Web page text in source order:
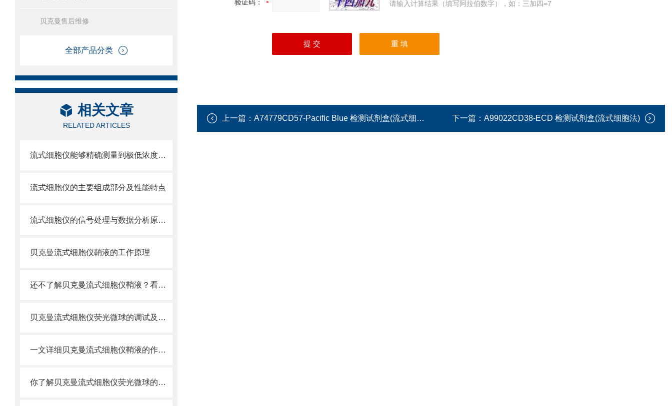
贝克曼售后维修
全部产品分类
相关文章
RELATED ARTICLES
流式细胞仪能够精确测量到极低浓度的标记物
流式细胞仪的主要组成部分及性能特点
流式细胞仪的信号处理与数据分析原理分析
贝克曼流式细胞仪鞘液的工作原理
还不了解贝克曼流式细胞仪鞘液？看这里就对了！
贝克曼流式细胞仪荧光微球的调试及使用
一文详细贝克曼流式细胞仪鞘液的作用原理
你了解贝克曼流式细胞仪荧光微球的制备之怎样的吗
验证码： 请输入计算结果（填写阿拉伯数字），如：三加四=7
上一篇： A74779CD57-Pacific Blue 检测试剂盒(流式细胞法) 下一篇： A99022CD38-ECD 检测试剂盒(流式细胞法)